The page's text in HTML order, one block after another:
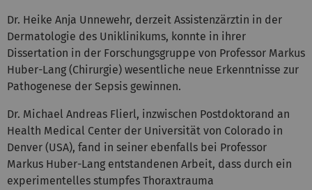
Dr. Heike Anja Unnewehr, derzeit Assistenzärztin in der
Dermatologie des Uniklinikums, konnte in ihrer
Dissertation in der Forschungsgruppe von Professor Markus
Huber-Lang (Chirurgie) wesentliche neue Erkenntnisse zur
Pathogenese der Sepsis gewinnen.
Dr. Michael Andreas Flierl, inzwischen Postdoktorand an
Health Medical Center der Universität von Colorado in
Denver (USA), fand in seiner ebenfalls bei Professor
Markus Huber-Lang entstandenen Arbeit, dass durch ein
experimentelles stumpfes Thoraxtrauma